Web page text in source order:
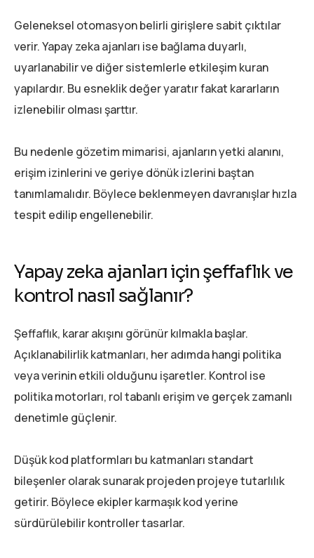
Geleneksel otomasyon belirli girişlere sabit çıktılar
verir. Yapay zeka ajanları ise bağlama duyarlı,
uyarlanabilir ve diğer sistemlerle etkileşim kuran
yapılardır. Bu esneklik değer yaratır fakat kararların
izlenebilir olması şarttır.
Bu nedenle gözetim mimarisi, ajanların yetki alanını,
erişim izinlerini ve geriye dönük izlerini baştan
tanımlamalıdır. Böylece beklenmeyen davranışlar hızla
tespit edilip engellenebilir.
Yapay zeka ajanları için şeffaflık ve
kontrol nasıl sağlanır?
Şeffaflık, karar akışını görünür kılmakla başlar.
Açıklanabilirlik katmanları, her adımda hangi politika
veya verinin etkili olduğunu işaretler. Kontrol ise
politika motorları, rol tabanlı erişim ve gerçek zamanlı
denetimle güçlenir.
Düşük kod platformları bu katmanları standart
bileşenler olarak sunarak projeden projeye tutarlılık
getirir. Böylece ekipler karmaşık kod yerine
sürdürülebilir kontroller tasarlar.